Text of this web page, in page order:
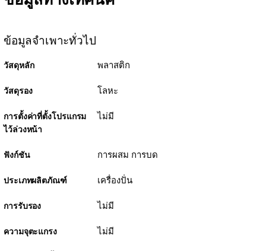
ข้อมูลจำเพาะทั่วไป
วัสดุหลัก พลาสติก
วัสดุรอง โลหะ
การตั้งค่าที่ตั้งโปรแกรม
ไว้ล่วงหน้า
ไม่มี
ฟังก์ชัน การผสม การบด
ประเภทผลิตภัณฑ์ เครื่องปั่น
การรับรอง ไม่มี
ความจุตะแกรง ไม่มี